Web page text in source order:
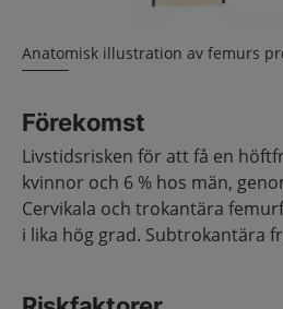
Anatomisk illustration av femurs
Förekomst
Livstidsrisken för att få en
kvinnor och 6 % hos män,
Cervikala och trokantära
i lika hög grad. Subtrokantära